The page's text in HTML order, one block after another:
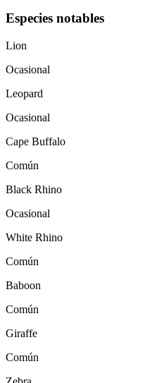
Especies notables
Lion
Ocasional
Leopard
Ocasional
Cape Buffalo
Común
Black Rhino
Ocasional
White Rhino
Común
Baboon
Común
Giraffe
Común